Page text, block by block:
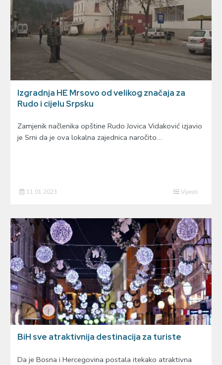
Izgradnja HE Mrsovo od velikog značaja za
Rudo i cijelu Srpsku
Zamjenik načlenika opštine Rudo Јovica Vidaković izjavio
je Srni da je ova lokalna zajednica naročito…
11.01.2023 Vijesti
BiH sve atraktivnija destinacija za turiste
Da je Bosna i Hercegovina postala itekako atraktivna